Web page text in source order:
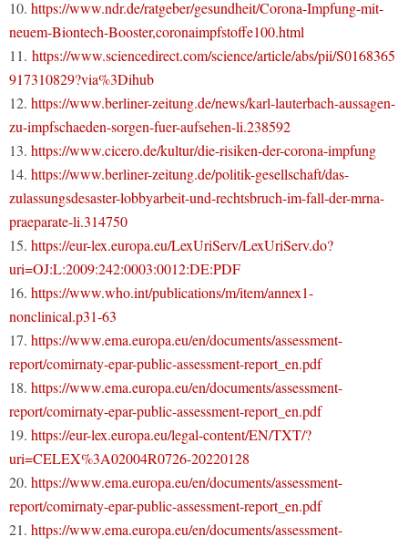
10. https://www.ndr.de/ratgeber/gesundheit/Corona-Impfung-mit-
neuem-Biontech-Booster,coronaimpfstoffe100.html
11. https://www.sciencedirect.com/science/article/abs/pii/S0168365
917310829?via%3Dihub
12. https://www.berliner-zeitung.de/news/karl-lauterbach-aussagen-
zu-impfschaeden-sorgen-fuer-aufsehen-li.238592
13. https://www.cicero.de/kultur/die-risiken-der-corona-impfung
14. https://www.berliner-zeitung.de/politik-gesellschaft/das-
zulassungsdesaster-lobbyarbeit-und-rechtsbruch-im-fall-der-mrna-
praeparate-li.314750
15. https://eur-lex.europa.eu/LexUriServ/LexUriServ.do?
uri=OJ:L:2009:242:0003:0012:DE:PDF
16. https://www.who.int/publications/m/item/annex1-
nonclinical.p31-63
17. https://www.ema.europa.eu/en/documents/assessment-
report/comirnaty-epar-public-assessment-report_en.pdf
18. https://www.ema.europa.eu/en/documents/assessment-
report/comirnaty-epar-public-assessment-report_en.pdf
19. https://eur-lex.europa.eu/legal-content/EN/TXT/?
uri=CELEX%3A02004R0726-20220128
20. https://www.ema.europa.eu/en/documents/assessment-
report/comirnaty-epar-public-assessment-report_en.pdf
21. https://www.ema.europa.eu/en/documents/assessment-